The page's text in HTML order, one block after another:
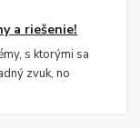
a riešenie!
s ktorými sa
zvuk, no